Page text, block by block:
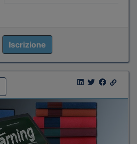
Iscrizione